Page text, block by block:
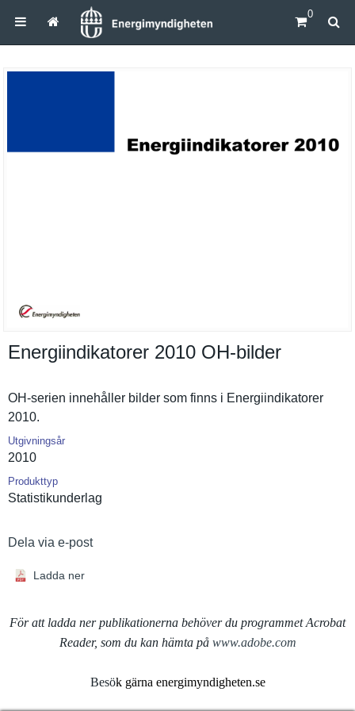
0
Energiindikatorer 2010 OH-​bilder
OH-serien innehåller bilder som finns i Energiindi­katorer
2010.
Utgivningsår
2010
Produkttyp
Statistiku­nderlag
Dela via e-post
Ladda ner
För att ladda ner publikationerna behöver du programmet Acrobat
Reader, som du kan hämta på www.adobe.com
Besök gärna energimyndigheten.se